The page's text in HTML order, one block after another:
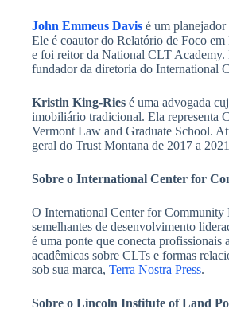
John Emmeus Davis é um planejador
Ele é coautor do Relatório de Foco
e foi reitor da National CLT
fundador da diretoria do International
Kristin King-Ries é uma advogada
imobiliário tradicional. Ela representa
Vermont Law and Graduate School.
geral do Trust Montana de 2017 a
Sobre o International Center for
O International Center for Community
semelhantes de desenvolvimento
é uma ponte que conecta profissionais
acadêmicas sobre CLTs e formas
sob sua marca, Terra Nostra Press.
Sobre o Lincoln Institute of Land